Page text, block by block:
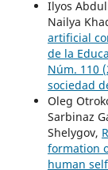
Ilyos
Nailya
artificial
de la
Núm. 110
sociedad
Oleg
Sarbinaz
Shelygov,
formation
human